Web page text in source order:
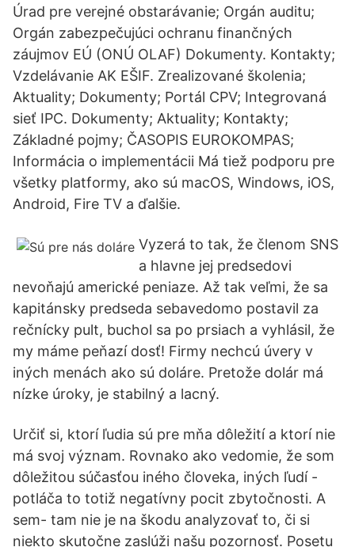
Úrad pre verejné obstarávanie; Orgán auditu;
Orgán zabezpečujúci ochranu finančných
záujmov EÚ (ONÚ OLAF) Dokumenty. Kontakty;
Vzdelávanie AK EŠIF. Zrealizované školenia;
Aktuality; Dokumenty; Portál CPV; Integrovaná
sieť IPC. Dokumenty; Aktuality; Kontakty;
Základné pojmy; ČASOPIS EUROKOMPAS;
Informácia o implementácii Má tiež podporu pre
všetky platformy, ako sú macOS, Windows, iOS,
Android, Fire TV a ďalšie.
Vyzerá to tak, že členom SNS
a hlavne jej predsedovi
nevoňajú americké peniaze. Až tak veľmi, že sa
kapitánsky predseda sebavedomo postavil za
rečnícky pult, buchol sa po prsiach a vyhlásil, že
my máme peňazí dosť! Firmy nechcú úvery v
iných menách ako sú doláre. Pretože dolár má
nízke úroky, je stabilný a lacný.
Určiť si, ktorí ľudia sú pre mňa dôležití a ktorí nie
má svoj význam. Rovnako ako vedomie, že som
dôležitou súčasťou iného človeka, iných ľudí -
potláča to totiž negatívny pocit zbytočnosti. A
sem- tam nie je na škodu analyzovať to, či si
niekto skutočne zaslúži našu pozornosť. Posetu